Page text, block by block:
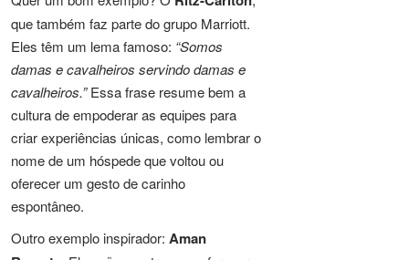
que também faz parte do grupo Marriott.
Eles têm um lema famoso: “Somos
damas e cavalheiros servindo damas e
cavalheiros.”Essa frase resume bem a
cultura de empoderar as equipes para
criar experiências únicas, como lembrar o
nome de um hóspede que voltou ou
oferecer um gesto de carinho
espontâneo.
Outro exemplo inspirador: Aman